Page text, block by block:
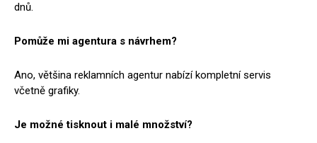
dnů.
Pomůže mi agentura s návrhem?
Ano, většina reklamních agentur nabízí kompletní servis
včetně grafiky.
Je možné tisknout i malé množství?